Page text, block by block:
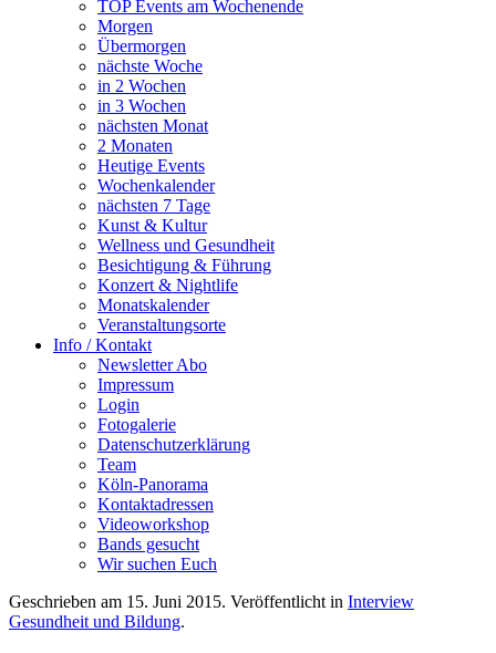
TOP Events am Wochenende
Morgen
Übermorgen
nächste Woche
in 2 Wochen
in 3 Wochen
nächsten Monat
2 Monaten
Heutige Events
Wochenkalender
nächsten 7 Tage
Kunst & Kultur
Wellness und Gesundheit
Besichtigung & Führung
Konzert & Nightlife
Monatskalender
Veranstaltungsorte
Info / Kontakt
Newsletter Abo
Impressum
Login
Fotogalerie
Datenschutzerklärung
Team
Köln-Panorama
Kontaktadressen
Videoworkshop
Bands gesucht
Wir suchen Euch
Geschrieben am 15. Juni 2015. Veröffentlicht in Interview
Gesundheit und Bildung.